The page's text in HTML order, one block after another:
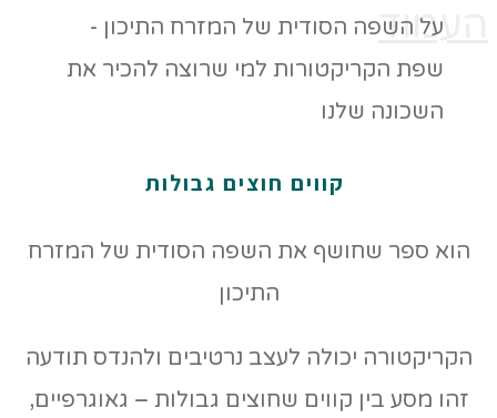
העמוד
קווים חוצים גבולות
הוא ספר שחושף את השפה הסודית של המזרח
התיכון
הקריקטורה יכולה לעצב נרטיבים ולהנדס תודעה
זהו מסע בין קווים שחוצים גבולות – גאוגרפיים,